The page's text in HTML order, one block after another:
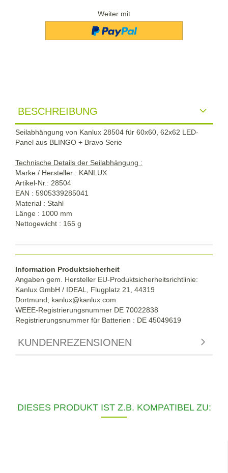
Weiter mit
BESCHREIBUNG
Seilabhängung von Kanlux 28504 für 60x60, 62x62 LED-
Panel aus BLINGO + Bravo Serie
Technische Details der Seilabhängung :
Marke / Hersteller : KANLUX
Artikel-Nr.: 28504
EAN : 5905339285041
Material : Stahl
Länge : 1000 mm
Nettogewicht : 165 g
Information Produktsicherheit
Angaben gem. Hersteller EU-Produktsicherheitsrichtlinie:
Kanlux GmbH / IDEAL, Flugplatz 21, 44319
Dortmund, kanlux@kanlux.com
WEEE-Registrierungsnummer DE 70022838
Registrierungsnummer für Batterien : DE 45049619
KUNDENREZENSIONEN
DIESES PRODUKT IST Z.B. KOMPATIBEL ZU: